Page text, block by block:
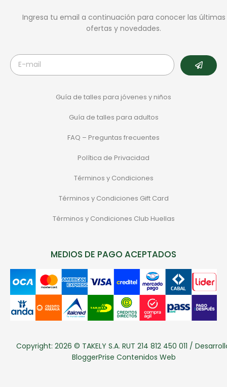
Ingresa tu email a continuación para conocer las últimas
ofertas y novedades.
Guía de talles para jóvenes y niños
Guía de talles para adultos
FAQ – Preguntas frecuentes
Política de Privacidad
Términos y Condiciones
Términos y Condiciones Gift Card
Términos y Condiciones Club Huellas
MEDIOS DE PAGO ACEPTADOS
Copyright: 2026 © TAKELY S.A. RUT 214 812 450 011 /
BloggerPrise Contenidos Web